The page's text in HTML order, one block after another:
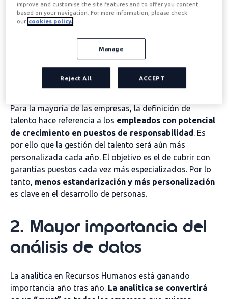
Tabla de contenidos
1. Gestión de talento más
personalizado
Para la mayoría de las empresas, la definición de
talento hace referencia a los empleados con potencial
de crecimiento en puestos de responsabilidad. Es
por ello que la gestión del talento será aún más
personalizada cada año. El objetivo es el de cubrir con
garantías puestos cada vez más especializados. Por lo
tanto, menos estandarización y más personalización
es clave en el desarrollo de personas.
2. Mayor importancia del
análisis de datos
La analítica en Recursos Humanos está ganando
importancia año tras año. La analítica se convertirá
improve and customise the site features and to offer you content
based on your navigation. For more information, please check
our cookies policy.
Manage
Reject All ACCEPT